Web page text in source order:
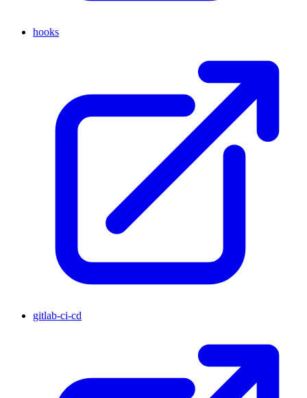
hooks
gitlab-ci-cd